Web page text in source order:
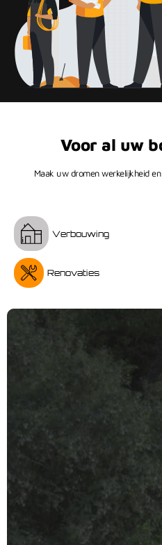
Voor al uw
Maak uw dromen werkelijkheid
Verbouwing
Renovaties